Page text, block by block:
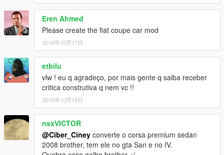
Eren Ahmed
Please create the fiat coupe car mod
2016年10月17日
etbilu
vlw ! eu q agradeço, por mais gente q saiba receber
critica construtiva q nem vc !!
2016年10月18日
nsxVICTOR
@Ciber_Ciney converte o corsa premium sedan
2008 brother, tem ele no gta San e no IV.